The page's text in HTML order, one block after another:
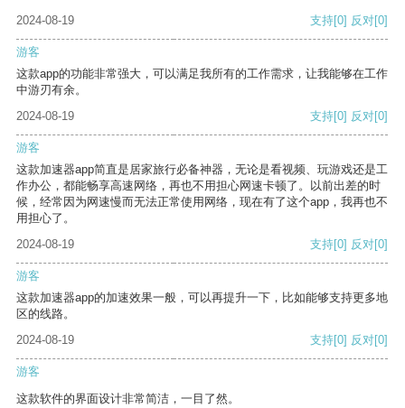
2024-08-19 支持[0] 反对[0]
游客
这款app的功能非常强大，可以满足我所有的工作需求，让我能够在工作
中游刃有余。
2024-08-19
支持[0] 反对[0]
游客
这款加速器app简直是居家旅行必备神器，无论是看视频、玩游戏还是工
作办公，都能畅享高速网络，再也不用担心网速卡顿了。以前出差的时
候，经常因为网速慢而无法正常使用网络，现在有了这个app，我再也不
用担心了。
2024-08-19
支持[0] 反对[0]
游客
这款加速器app的加速效果一般，可以再提升一下，比如能够支持更多地
区的线路。
2024-08-19
支持[0] 反对[0]
游客
这款软件的界面设计非常简洁，一目了然。